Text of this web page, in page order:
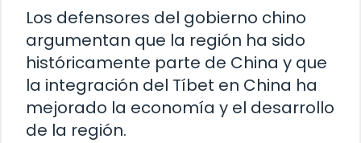
Los defensores del gobierno chino
argumentan que la región ha sido
históricamente parte de China y que
la integración del Tíbet en China ha
mejorado la economía y el desarrollo
de la región.